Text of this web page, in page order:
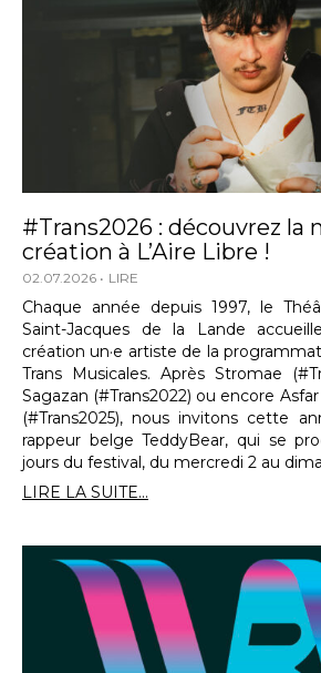
#Trans2026 : découvrez la
création à L’Aire Libre !
02.07.2026 LIRE
Chaque année depuis 1997, le
Saint-Jacques de la Lande
création un·e artiste de la
Trans Musicales. Après Stromae
Sagazan (#Trans2022) ou encore
(#Trans2025), nous invitons cette
rappeur belge TeddyBear, qui se
jours du festival, du mercredi 2 au
LIRE LA SUITE...